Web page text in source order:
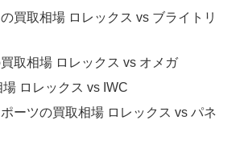
買取相場 ロレックス vs ブライトリ
取相場 ロレックス vs オメガ
ロレックス vs IWC
ーツの買取相場 ロレックス vs パネ